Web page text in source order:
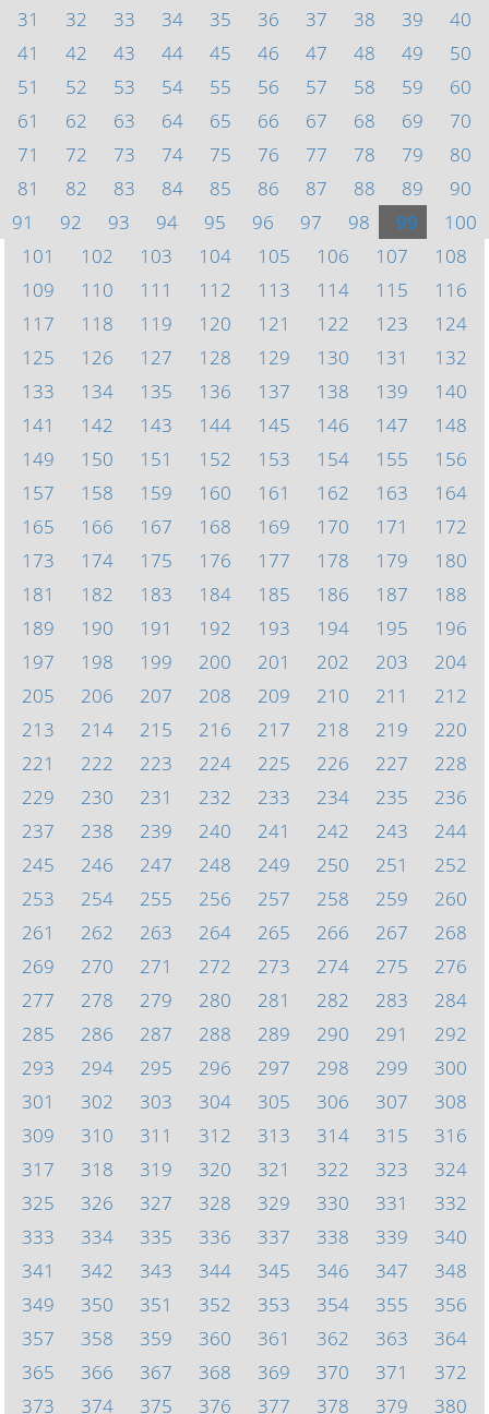
31
32 33 34 35 36 37 38 39
40
41
42 43 44 45 46 47 48 49
50
51
52 53 54 55 56 57 58 59
60
61
62 63 64 65 66 67 68 69
70
71
72 73 74 75 76 77 78 79
80
81
82 83 84 85 86 87 88 89
90
91
92 93 94 95 96 97 98 99
100
101
102 103 104 105 106 107
108
109
110 111 112 113 114 115
116
117
118 119 120 121 122 123
124
125
126 127 128 129 130 131
132
133
134 135 136 137 138 139
140
141
142 143 144 145 146 147
148
149
150 151 152 153 154 155
156
157
158 159 160 161 162 163
164
165
166 167 168 169 170 171
172
173
174 175 176 177 178 179
180
181
182 183 184 185 186 187
188
189
190 191 192 193 194 195
196
197
198 199 200 201 202 203
204
205
206 207 208 209 210 211
212
213
214 215 216 217 218 219
220
221
222 223 224 225 226 227
228
229
230 231 232 233 234 235
236
237
238 239 240 241 242 243
244
245
246 247 248 249 250 251
252
253
254 255 256 257 258 259
260
261
262 263 264 265 266 267
268
269
270 271 272 273 274 275
276
277
278 279 280 281 282 283
284
285
286 287 288 289 290 291
292
293
294 295 296 297 298 299
300
301
302 303 304 305 306 307
308
309
310 311 312 313 314 315
316
317
318 319 320 321 322 323
324
325
326 327 328 329 330 331
332
333
334 335 336 337 338 339
340
341
342 343 344 345 346 347
348
349
350 351 352 353 354 355
356
357
358 359 360 361 362 363
364
365
366 367 368 369 370 371
372
373
374 375 376 377 378 379 380